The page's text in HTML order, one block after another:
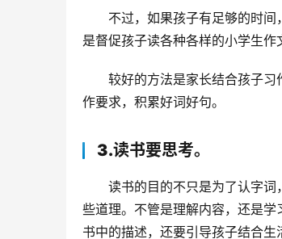
不过，如果孩子有足够的时
是督促孩子读各种各样的小学生作
较好的方法是家长结合孩子
作要求，积累好词好句。
3.读书要思考。
读书的目的不只是为了认字
些道理。不管是理解内容，还是
书中的描述，还要引导孩子结合生